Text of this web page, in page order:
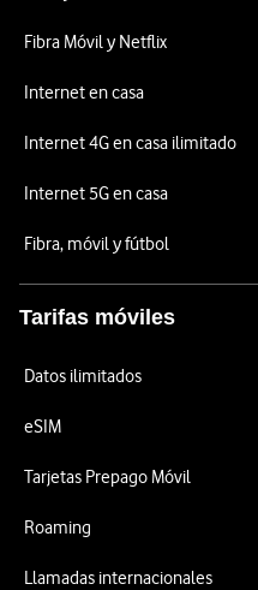
Fibra Móvil y Netflix
Internet en casa
Internet 4G en casa ilimitado
Internet 5G en casa
Fibra, móvil y fútbol
Tarifas móviles
Datos ilimitados
eSIM
Tarjetas Prepago Móvil
Roaming
Llamadas internacionales